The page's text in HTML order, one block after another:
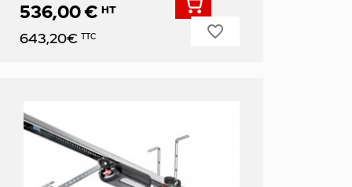
Prix
536,00 € HT
643,20€ TTC favorite_border